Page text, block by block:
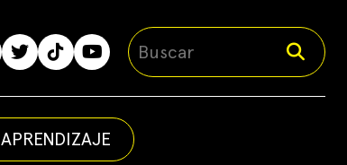
APRENDIZAJE